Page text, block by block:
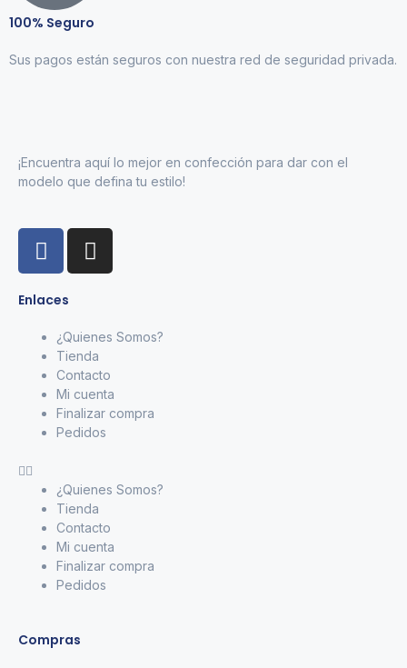
100% Seguro
Sus pagos están seguros con nuestra red de seguridad privada.
¡Encuentra aquí lo mejor en confección para dar con el
modelo que defina tu estilo!
Enlaces
¿Quienes Somos?
Tienda
Contacto
Mi cuenta
Finalizar compra
Pedidos
¿Quienes Somos?
Tienda
Contacto
Mi cuenta
Finalizar compra
Pedidos
Compras